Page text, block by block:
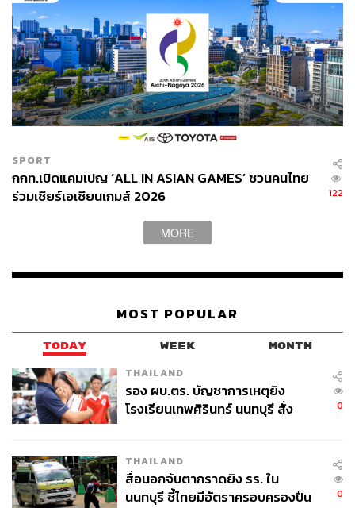
SPORT
กกท.เปิดแคมเปญ ‘ALL IN ASIAN GAMES’ ชวนคนไทย
ร่วมเชียร์เอเชียนเกมส์ 2026
122
MORE
MOST POPULAR
TODAY WEEK MONTH
THAILAND
รอง ผบ.ตร. บัญชาการเหตุยิง
โรงเรียนเทพศิรินทร์ นนทบุรี สั่ง
0
THAILAND
สื่อนอกจับตากราดยิง รร. ใน
นนทบุรี ชี้ไทยมีอัตราครอบครองปืน
0